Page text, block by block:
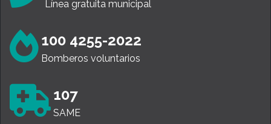
Línea gratuita municipal
100 4255-2022
Bomberos voluntarios
107
SAME